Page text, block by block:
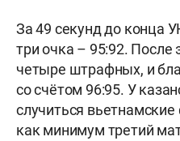
За 49 секунд до конца
три очка – 95:92. После
четыре штрафных, и
со счётом 96:95. У
случиться
как минимум третий